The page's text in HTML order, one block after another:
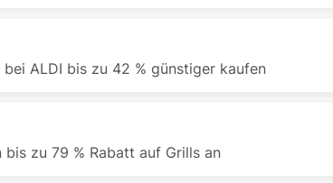
ALDI bis zu 42 % günstiger kaufen
zu 79 % Rabatt auf Grills an